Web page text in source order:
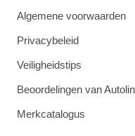
Algemene voorwaarden
Privacybeleid
Veiligheidstips
Beoordelingen van
Merkcatalogus